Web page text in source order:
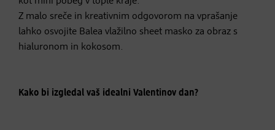
Z malo sreče in kreativnim odgovorom na vprašanje
lahko osvojite Balea vlažilno sheet masko za obraz s
hialuronom in kokosom.
Kako bi izgledal vaš idealni Valentinov dan?